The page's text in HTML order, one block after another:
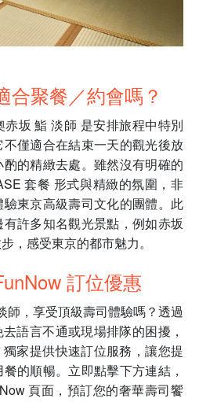
合聚餐／約會嗎？
坂 鮨 淡師 是安排旅程中特別
僅適合在結束一天的觀光後放
的精緻去處。雖然沒有明確的
套餐 形式與精緻的氛圍，非
東京高級壽司文化的團體。此
許多知名觀光景點，例如赤坂
，感受東京的都市魅力。
訂位優惠
師，享受頂級壽司體驗嗎？透過
語言不通或現場排隊的困擾，
家提供快速訂位服務，讓您提
的順暢。立即點擊下方連結，
頁面，預訂您的奢華壽司饗